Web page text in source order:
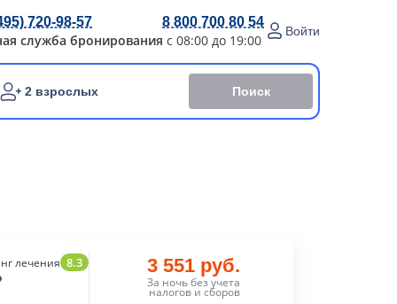
720-98-57 8 800 700 80 54
служба бронирования с 08:00 до 19:00
Войти
2 взрослых Поиск
лечения 8.3 3 551 руб.
За ночь без учета
налогов и сборов